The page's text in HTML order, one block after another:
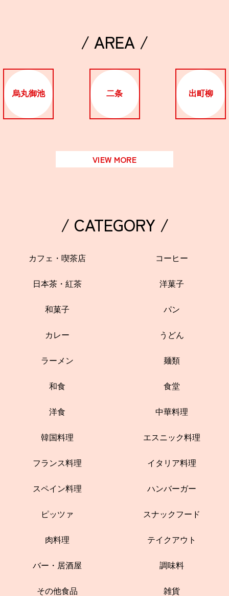
/ AREA /
烏丸御池 二条 出町柳
VIEW MORE
/ CATEGORY /
カフェ・喫茶店 コーヒー
日本茶・紅茶 洋菓子
和菓子 パン
カレー うどん
ラーメン 麺類
和食 食堂
洋食 中華料理
韓国料理 エスニック料理
フランス料理 イタリア料理
スペイン料理 ハンバーガー
ピッツァ スナックフード
肉料理 テイクアウト
バー・居酒屋 調味料
その他食品 雑貨